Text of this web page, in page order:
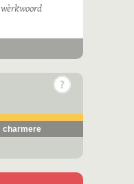
wèrkwoord
charmere